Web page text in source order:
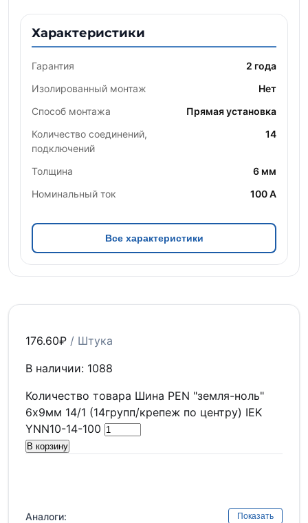
Характеристики
Гарантия
2 года
Изолированный монтаж
Нет
Способ монтажа
Прямая установка
Количество соединений,
подключений
14
Толщина
6 мм
Номинальный ток
100 А
Все характеристики
176.60₽ / Штука
В наличии: 1088
Количество товара Шина PEN "земля-ноль"
6х9мм 14/1 (14групп/крепеж по центру) IEK
YNN10-14-100
В корзину
Аналоги: Показать